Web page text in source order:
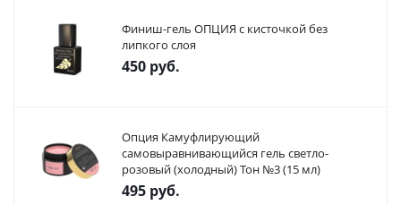
Финиш-гель ОПЦИЯ с кисточкой без
липкого слоя
450 руб.
Опция Камуфлирующий
самовыравнивающийся гель светло-
розовый (холодный) Тон №3 (15 мл)
495 руб.